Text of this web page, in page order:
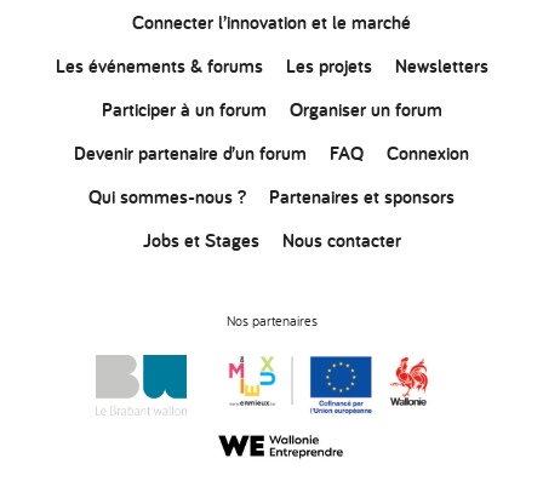
Connecterl’innovationet le marché
Les événements & forums
Les projets
Newsletters
Participer à un forum
Organiser un forum
Devenir partenaire d’un forum
FAQ
Connexion
Qui sommes-nous ?
Partenaires et sponsors
Jobs et Stages
Nous contacter
Nos partenaires